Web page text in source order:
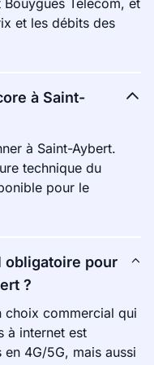
Bouygues Telecom, et
et les débits des
à Saint-
à Saint-Aybert.
technique du
pour le
obligatoire pour
?
choix commercial qui
à internet est
4G/5G, mais aussi